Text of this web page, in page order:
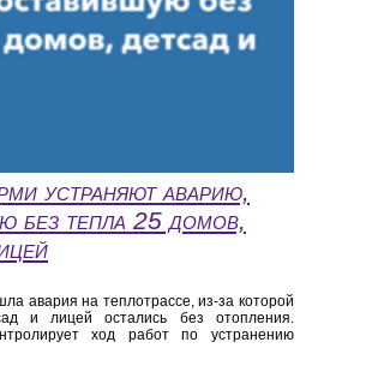
устраняют аварию,
без тепла 25 домов,
авария на теплотрассе, из-за которой
и лицей остались без отопления.
ход работ по устранению